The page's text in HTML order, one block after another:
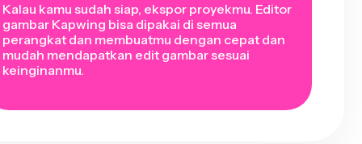
Kalau kamu sudah siap, ekspor proyekmu. Editor
gambar Kapwing bisa dipakai di semua
perangkat dan membuatmu dengan cepat dan
mudah mendapatkan edit gambar sesuai
keinginanmu.